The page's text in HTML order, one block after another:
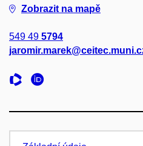
Zobrazit na mapě
549 49 5794